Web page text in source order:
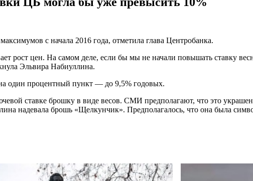
с начала 2016 года, отметила глава Центробанка.
рост цен. На самом деле, если бы мы не начали повышать ставку
Эльвира Набиуллина.
один процентный пункт — до 9,5% годовых.
ставке брошку в виде весов. СМИ предполагают, что это
надевала брошь «Щелкунчик». Предполагалось, что она была